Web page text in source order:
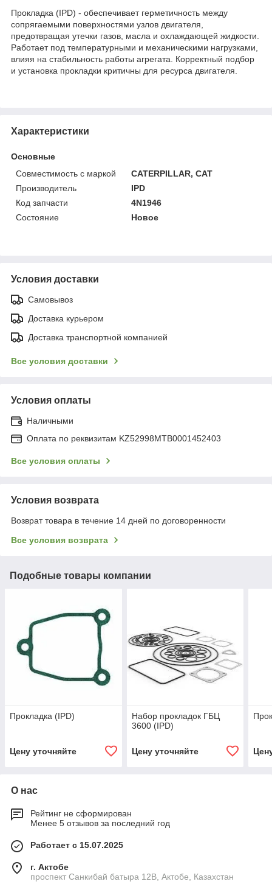
Прокладка (IPD) - обеспечивает герметичность между
сопрягаемыми поверхностями узлов двигателя,
предотвращая утечки газов, масла и охлаждающей жидкости.
Работает под температурными и механическими нагрузками,
влияя на стабильность работы агрегата. Корректный подбор
и установка прокладки критичны для ресурса двигателя.
Характеристики
Основные
Совместимость с маркой
CATERPILLAR, CAT
Производитель
IPD
Код запчасти
4N1946
Состояние
Новое
Условия доставки
Самовывоз
Доставка курьером
Доставка транспортной компанией
Все условия доставки
Условия оплаты
Наличными
Оплата по реквизитам KZ52998MTB0001452403
Все условия оплаты
Условия возврата
Возврат товара в течение 14 дней по договоренности
Все условия возврата
Подобные товары компании
Прокладка (IPD)
Цену уточняйте
Набор прокладок ГБЦ
3600 (IPD)
Цену уточняйте
О нас
Рейтинг не сформирован
Менее 5 отзывов за последний год
Работает с 15.07.2025
г. Актобе
проспект Санкибай батыра 12В, Актобе, Казахстан